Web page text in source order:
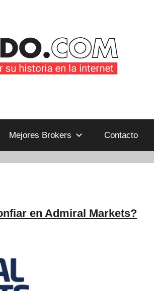
Mejores Brokers Contacto
en Admiral Markets?